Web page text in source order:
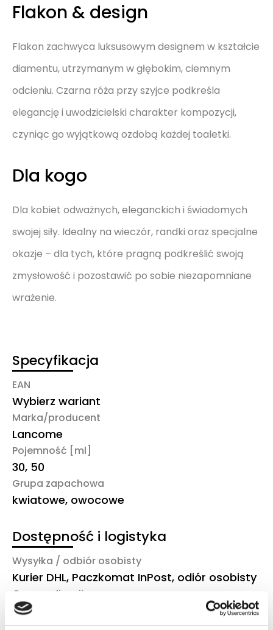
Flakon & design
Flakon zachwyca luksusowym designem w kształcie
diamentu, utrzymanym w głębokim, ciemnym
odcieniu. Czarna róża przy szyjce podkreśla
elegancję i uwodzicielski charakter kompozycji,
czyniąc go wyjątkową ozdobą każdej toaletki.
Dla kogo
Dla kobiet odważnych, eleganckich i świadomych
swojej siły. Idealny na wieczór, randki oraz specjalne
okazje – dla tych, które pragną podkreślić swoją
zmysłowość i pozostawić po sobie niezapomniane
wrażenie.
Specyfikacja
EAN
Wybierz wariant
Marka/producent
Lancome
Pojemność [ml]
30, 50
Grupa zapachowa
kwiatowe, owocowe
Dostępność i logistyka
Wysyłka / odbiór osobisty
Kurier DHL, Paczkomat InPost, odiór osobisty
Czas realizacji
3-6 dni robocze